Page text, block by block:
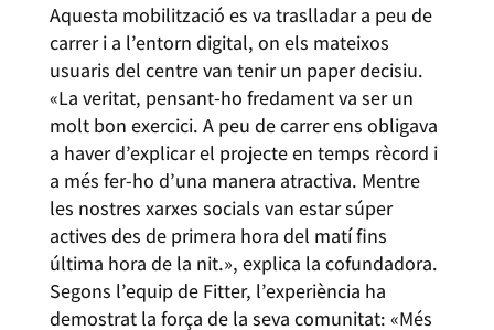
Aquesta mobilització es va traslladar a peu de
carrer i a l’entorn digital, on els mateixos
usuaris del centre van tenir un paper decisiu.
«La veritat, pensant-ho fredament va ser un
molt bon exercici. A peu de carrer ens obligava
a haver d’explicar el projecte en temps rècord i
a més fer-ho d’una manera atractiva. Mentre
les nostres xarxes socials van estar súper
actives des de primera hora del matí fins
última hora de la nit.», explica la cofundadora.
Segons l’equip de Fitter, l’experiència ha
demostrat la força de la seva comunitat: «Més